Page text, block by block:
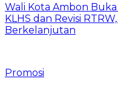
Wali Kota Ambon
KLHS dan Revisi
Berkelanjutan
Promosi